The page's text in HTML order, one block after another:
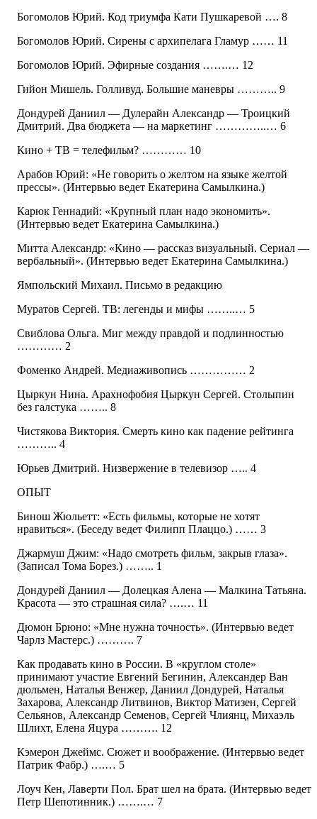
Богомолов Юрий. Код триумфа Кати Пушкаревой …. 8
Богомолов Юрий. Сирены с архипелага Гламур …… 11
Богомолов Юрий. Эфирные создания …….… 12
Гийон Мишель. Голливуд. Большие маневры ……….. 9
Дондурей Даниил — Дулерайн Александр — Троицкий
Дмитрий. Два бюджета — на маркетинг …………..… 6
Кино + ТВ = телефильм? ………… 10
Арабов Юрий: «Не говорить о желтом на языке желтой
прессы». (Интервью ведет Екатерина Самылкина.)
Карюк Геннадий: «Крупный план надо экономить».
(Интервью ведет Екатерина Самылкина.)
Митта Александр: «Кино — рассказ визуальный. Сериал —
вербальный». (Интервью ведет Екатерина Самылкина.)
Ямпольский Михаил. Письмо в редакцию
Муратов Сергей. ТВ: легенды и мифы ……..… 5
Свиблова Ольга. Миг между правдой и подлинностью
………… 2
Фоменко Андрей. Медиаживопись …………… 2
Цыркун Нина. Арахнофобия Цыркун Сергей. Столыпин
без галстука …….. 8
Чистякова Виктория. Смерть кино как падение рейтинга
……….. 4
Юрьев Дмитрий. Низвержение в телевизор ….. 4
ОПЫТ
Бинош Жюльетт: «Есть фильмы, которые не хотят
нравиться». (Беседу ведет Филипп Плаццо.) …… 3
Джармуш Джим: «Надо смотреть фильм, закрыв глаза».
(Записал Тома Борез.) …….. 1
Дондурей Даниил — Долецкая Алена — Малкина Татьяна.
Красота — это страшная сила? ….… 11
Дюмон Брюно: «Мне нужна точность». (Интервью ведет
Чарлз Мастерс.) ………. 7
Как продавать кино в России. В «круглом столе»
принимают участие Евгений Бегинин, Александер Ван
дюльмен, Наталья Венжер, Даниил Дондурей, Наталья
Захарова, Александр Литвинов, Виктор Матизен, Сергей
Сельянов, Александр Семенов, Сергей Члиянц, Михаэль
Шлихт, Елена Яцура ………. 12
Кэмерон Джеймс. Сюжет и воображение. (Интервью ведет
Патрик Фабр.) ….… 5
Лоуч Кен, Лаверти Пол. Брат шел на брата. (Интервью ведет
Петр Шепотинник.) …….… 7